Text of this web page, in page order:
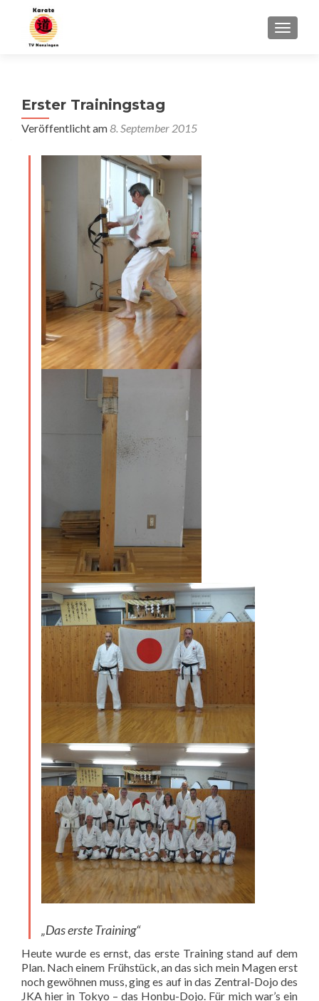
Erster Trainingstag
Veröffentlicht am8. September 2015
„Das erste Training“
Heute wurde es ernst, das erste Training stand auf dem
Plan. Nach einem Frühstück, an das sich mein Magen erst
noch gewöhnen muss, ging es auf in das Zentral-Dojo des
JKA hier in Tokyo – das Honbu-Dojo. Für mich war’s ein